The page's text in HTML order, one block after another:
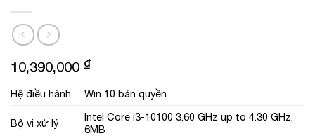
10,390,000 ₫
Hệ điều hành Win 10 bản quyền
Bộ vi xử lý
Intel Core i3-10100 3.60 GHz up to 4.30 GHz,
6MB